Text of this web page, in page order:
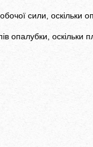
сили, оскільки
опалубки,